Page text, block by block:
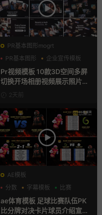
PR基本图形mogrt
PR基本图形
企业宣传模板
幻灯片
Pr视频模板 10款3D空间多屏
切换开场相册视频展示照片墙
pr模板
2天前
AE模板
分数
字幕模板 比赛
ae体育模板 足球比赛队伍PK
比分牌对决卡片球员介绍宣传